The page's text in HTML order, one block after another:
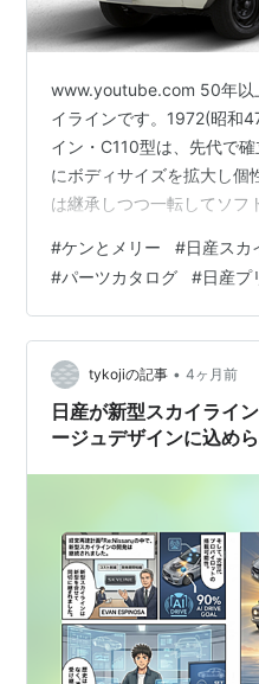
www.youtube.com 50年以
イラインです。1972(昭和
イン・C110型は、先代で
にボディサイズを拡大し個
は継承しつつ一転してソフ
でした。「ケンとメリーの
ンが爆発的にヒットし約5
のような熱狂ぶりでした。
るC110/C111型は累計販
なります。 車両詳細 年式
#ケンとメリー #日産スカ
#パーツカタログ #日産プ
tykojiの記事 • 4ヶ月前
日産が新型スカイライ
ージュデザインに込め